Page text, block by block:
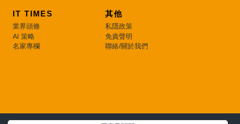
IT TIMES
業界頭條
AI 策略
名家專欄
其他
私隱政策
免責聲明
聯絡/關於我們